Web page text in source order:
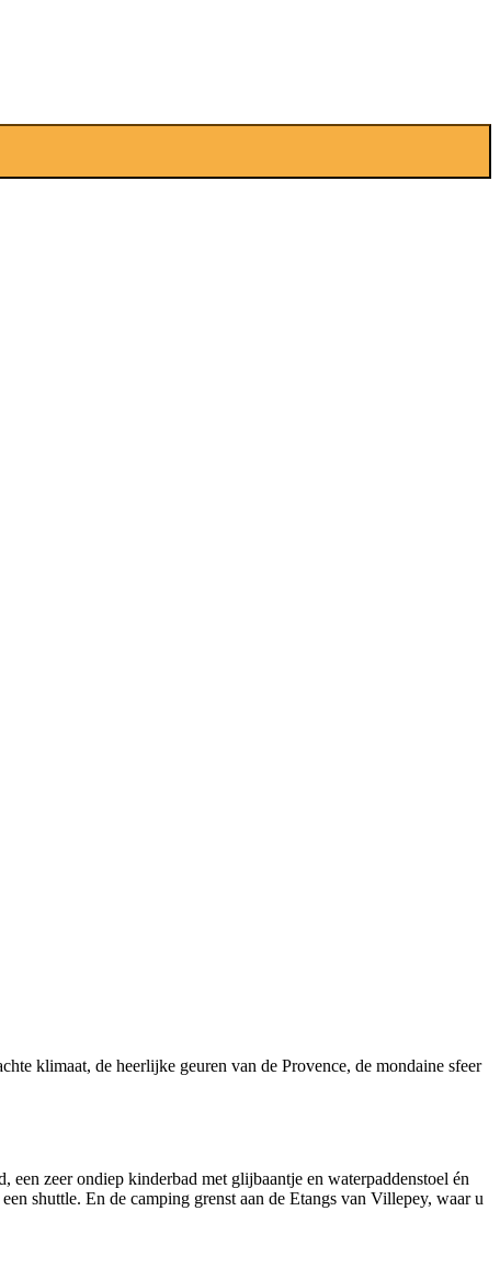
klimaat, de heerlijke geuren van de Provence, de mondaine sfeer
zeer ondiep kinderbad met glijbaantje en waterpaddenstoel én
shuttle. En de camping grenst aan de Etangs van Villepey, waar u